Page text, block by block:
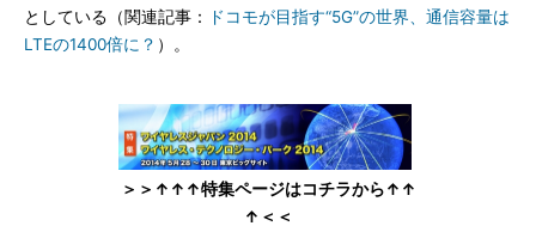
としている（関連記事：
ドコモが目指す“5G”の世界、通信容量は
LTEの1400倍に？ ）。
＞＞↑↑↑特集ページはコチラから↑↑
↑＜＜